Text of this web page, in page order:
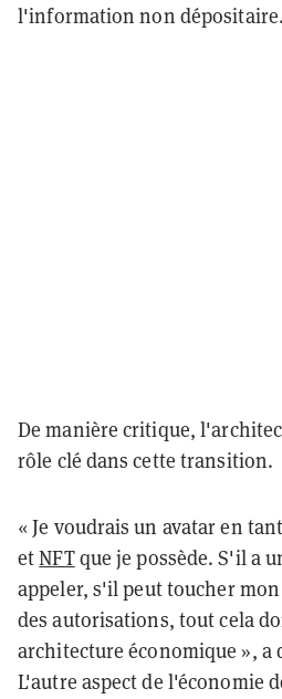
l'information non dépositaire.
De manière critique,
rôle clé dans cette transition.
« Je voudrais un avatar en
etNFTque je possède. S'il a
appeler, s'il peut toucher
des autorisations, tout cela
architecture économique », a
L'autre aspect de l'économie